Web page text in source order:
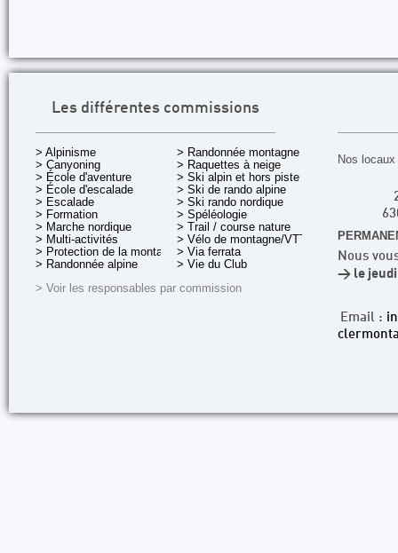
Les différentes commissions
> Alpinisme
> Canyoning
> École d'aventure
> École d'escalade
> Escalade
> Formation
> Marche nordique
> Multi-activités
> Protection de la montagne
> Randonnée alpine
> Randonnée montagne
> Raquettes à neige
> Ski alpin et hors piste
> Ski de rando alpine
> Ski rando nordique
> Spéléologie
> Trail / course nature
> Vélo de montagne/VTT
> Via ferrata
> Vie du Club
> Voir les responsables par commission
Nos
Nous
> le jeudi
Email :